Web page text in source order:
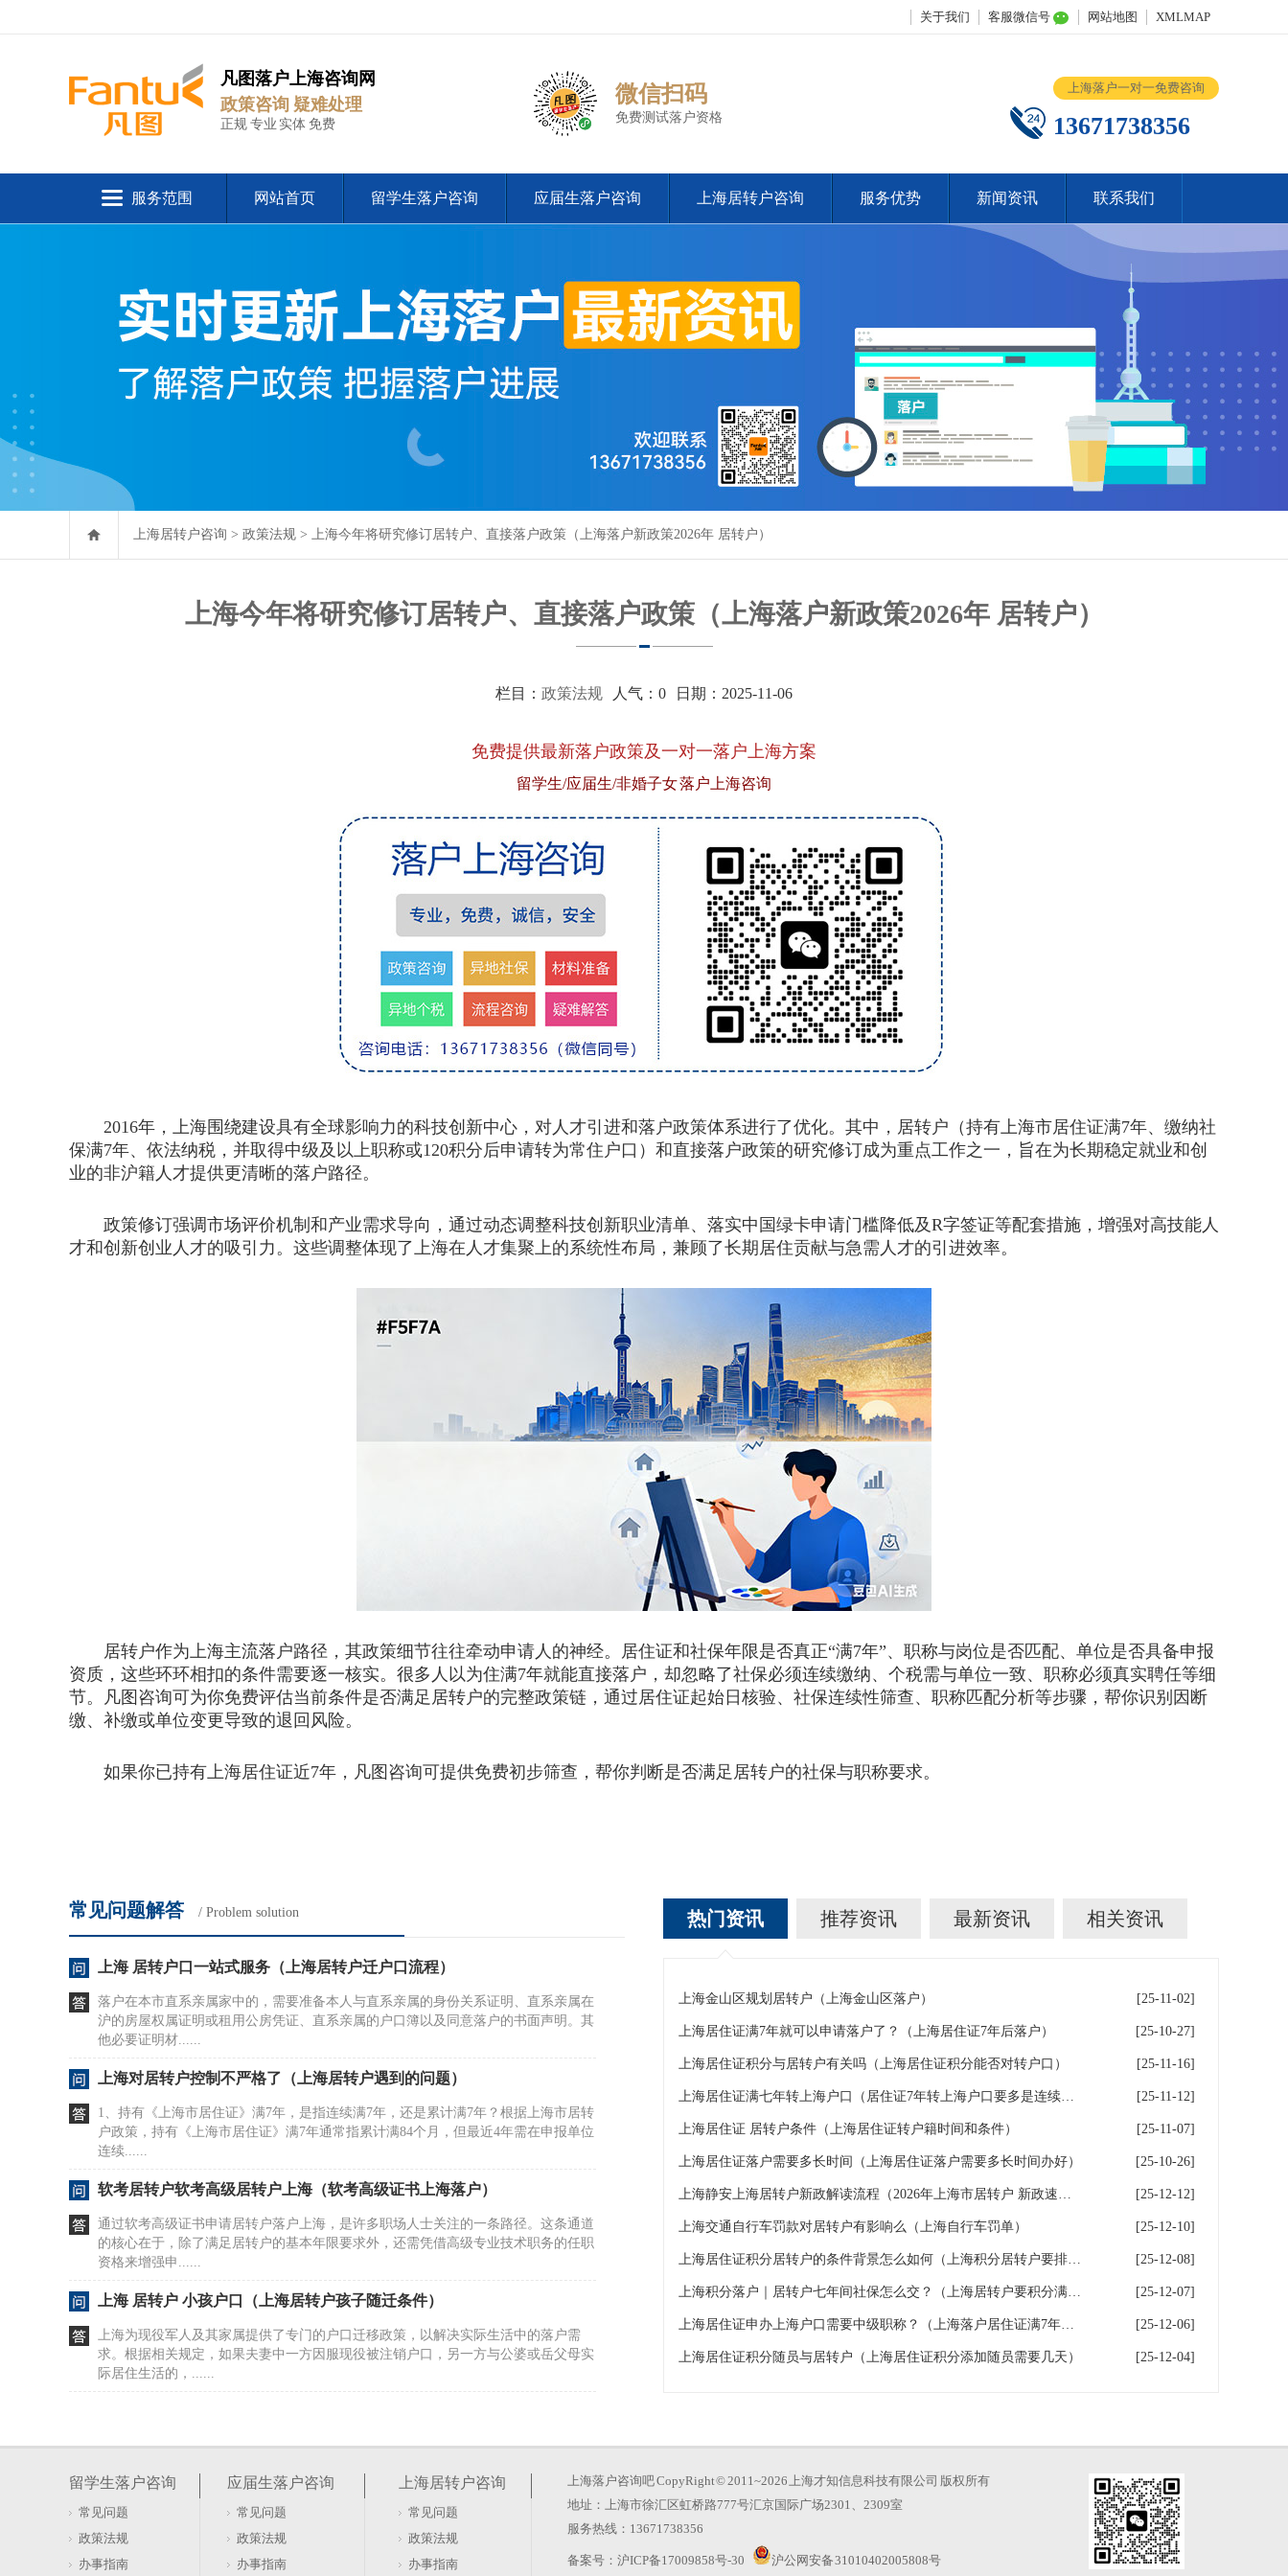
关于我们 客服微信号 网站地图 XMLMAP
凡图落户上海咨询网
政策咨询 疑难处理
正规 专业 实体 免费
微信扫码
免费测试落户资格
上海落户一对一免费咨询
13671738356
服务范围 网站首页 留学生落户咨询 应届生落户咨询 上海居转户咨询 服务优势 新闻资讯 联系我们
上海居转户咨询 > 政策法规 > 上海今年将研究修订居转户、直接落户政策（上海落户新政策2026年 居转户）
上海今年将研究修订居转户、直接落户政策（上海落户新政策2026年 居转户）
栏目： 政策法规 人气： 0 日期：2025-11-06
免费提供最新落户政策及一对一落户上海方案
留学生/应届生/非婚子女 落户上海咨询
2016年，上海围绕建设具有全球影响力的科技创新中心，对人才引进和落户政策体系进行了优化。其中，居转户（持有上海市居住证满7年、缴纳社
保满7年、依法纳税，并取得中级及以上职称或120积分后申请转为常住户口）和直接落户政策的研究修订成为重点工作之一，旨在为长期稳定就业和创
业的非沪籍人才提供更清晰的落户路径。
政策修订强调市场评价机制和产业需求导向，通过动态调整科技创新职业清单、落实中国绿卡申请门槛降低及R字签证等配套措施，增强对高技能人
才和创新创业人才的吸引力。这些调整体现了上海在人才集聚上的系统性布局，兼顾了长期居住贡献与急需人才的引进效率。
居转户作为上海主流落户路径，其政策细节往往牵动申请人的神经。居住证和社保年限是否真正“满7年”、职称与岗位是否匹配、单位是否具备申报
资质，这些环环相扣的条件需要逐一核实。很多人以为住满7年就能直接落户，却忽略了社保必须连续缴纳、个税需与单位一致、职称必须真实聘任等细
节。凡图咨询可为你免费评估当前条件是否满足居转户的完整政策链，通过居住证起始日核验、社保连续性筛查、职称匹配分析等步骤，帮你识别因断
缴、补缴或单位变更导致的退回风险。
如果你已持有上海居住证近7年，凡图咨询可提供免费初步筛查，帮你判断是否满足居转户的社保与职称要求。
常见问题解答 / Problem solution
上海 居转户口一站式服务（上海居转户迁户口流程）
落户在本市直系亲属家中的，需要准备本人与直系亲属的身份关系证明、直系亲属在
沪的房屋权属证明或租用公房凭证、直系亲属的户口簿以及同意落户的书面声明。其
他必要证明材......
上海对居转户控制不严格了（上海居转户遇到的问题）
1、持有《上海市居住证》满7年，是指连续满7年，还是累计满7年？根据上海市居转
户政策，持有《上海市居住证》满7年通常指累计满84个月，但最近4年需在申报单位
连续......
软考居转户软考高级居转户上海（软考高级证书上海落户）
通过软考高级证书申请居转户落户上海，是许多职场人士关注的一条路径。这条通道
的核心在于，除了满足居转户的基本年限要求外，还需凭借高级专业技术职务的任职
资格来增强申......
上海 居转户 小孩户口（上海居转户孩子随迁条件）
上海为现役军人及其家属提供了专门的户口迁移政策，以解决实际生活中的落户需
求。根据相关规定，如果夫妻中一方因服现役被注销户口，另一方与公婆或岳父母实
际居住生活的，......
上海城市发展战略聚焦于人口结构优化与人才集聚，通过产业升级吸引全球优秀人
新中心基础，加......
上海户籍新政 居住证满7年可转上海户口（上海户籍新政 居住证满7年可转
上海户口吗）
上海居转户政策为长期在沪工作的外地人提供了明确的落户通道。根据《持有〈上海
热门资讯 推荐资讯 最新资讯 相关资讯
上海金山区规划居转户（上海金山区落户） [25-11-02]
上海居住证满7年就可以申请落户了？（上海居住证7年后落户） [25-10-27]
上海居住证积分与居转户有关吗（上海居住证积分能否对转户口） [25-11-16]
上海居住证满七年转上海户口（居住证7年转上海户口要多是连续还是累计） [25-11-12]
上海居住证 居转户条件（上海居住证转户籍时间和条件） [25-11-07]
上海居住证落户需要多长时间（上海居住证落户需要多长时间办好） [25-10-26]
上海静安上海居转户新政解读流程（2026年上海市居转户 新政速度） [25-12-12]
上海交通自行车罚款对居转户有影响么（上海自行车罚单） [25-12-10]
上海居住证积分居转户的条件背景怎么如何（上海积分居转户要排多久） [25-12-08]
上海积分落户｜居转户七年间社保怎么交？（上海居转户要积分满7年吗） [25-12-07]
上海居住证申办上海户口需要中级职称？（上海落户居住证满7年但是没有中级职称） [25-12-06]
上海居住证积分随员与居转户（上海居住证积分添加随员需要几天） [25-12-04]
留学生落户咨询
常见问题
政策法规
办事指南
应届生落户咨询
常见问题
政策法规
办事指南
上海居转户咨询
常见问题
政策法规
办事指南
上海落户咨询吧CopyRight © 2011~2026 上海才知信息科技有限公司 版权所有
地址：上海市徐汇区虹桥路777号汇京国际广场2301、2309室
服务热线：13671738356
备案号： 沪ICP备17009858号-30 沪公网安备 31010402005808号